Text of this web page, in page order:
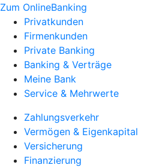
Zum OnlineBanking
Privatkunden
Firmenkunden
Private Banking
Banking & Verträge
Meine Bank
Service & Mehrwerte
Zahlungsverkehr
Vermögen & Eigenkapital
Versicherung
Finanzierung